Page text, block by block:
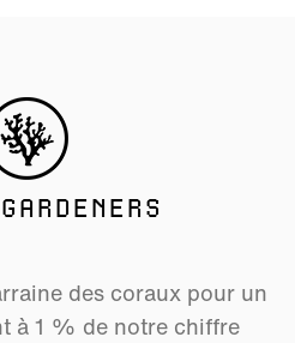
des coraux pour un
à 1 % de notre chiffre